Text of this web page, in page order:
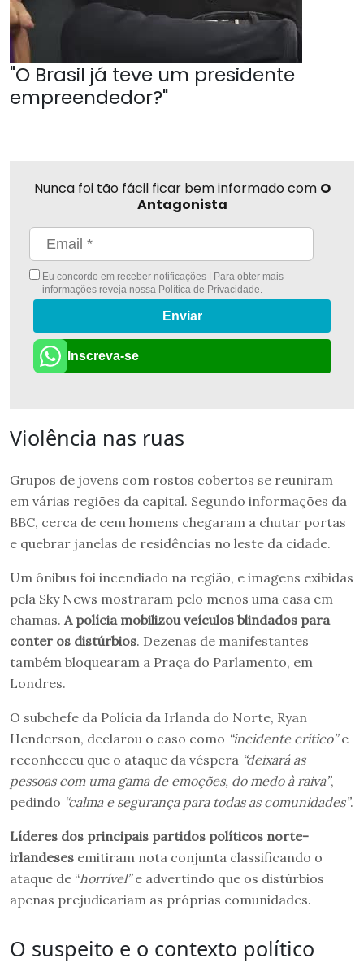
"O Brasil já teve um presidente
empreendedor?"
Nunca foi tão fácil ficar bem informado com O
Antagonista
Eu concordo em receber notificações | Para obter mais
informações reveja nossa Política de Privacidade.
Enviar
Inscreva-se
Violência nas ruas
Grupos de jovens com rostos cobertos se reuniram
em várias regiões da capital. Segundo informações da
BBC, cerca de cem homens chegaram a chutar portas
e quebrar janelas de residências no leste da cidade.
Um ônibus foi incendiado na região, e imagens exibidas
pela Sky News mostraram pelo menos uma casa em
chamas. A polícia mobilizou veículos blindados para
conter os distúrbios. Dezenas de manifestantes
também bloquearam a Praça do Parlamento, em
Londres.
O subchefe da Polícia da Irlanda do Norte, Ryan
Henderson, declarou o caso como “incidente crítico”e
reconheceu que o ataque da véspera “deixará as
pessoas com uma gama de emoções, do medo à raiva”,
pedindo “calma e segurança para todas as comunidades”.
Líderes dos principais partidos políticos norte-
irlandeses emitiram nota conjunta classificando o
ataque de “horrível”e advertindo que os distúrbios
apenas prejudicariam as próprias comunidades.
O suspeito e o contexto político